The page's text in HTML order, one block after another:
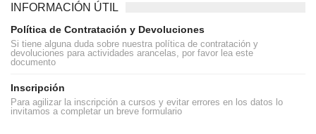
INFORMACIÓN ÚTIL
Política de Contratación y Devoluciones
Si tiene alguna duda sobre nuestra política de contratación y
devoluciones para actividades arancelas, por favor lea este
documento
Inscripción
Para agilizar la inscripción a cursos y evitar errores en los datos lo
invitamos a completar un breve formulario